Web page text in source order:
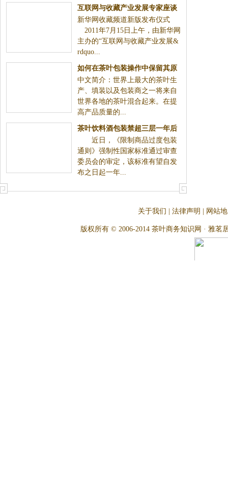
互联网与收藏产业发展专家座谈
会在京举行
新华网收藏频道新版发布仪式
2011年7月15日上午，由新华网
主办的“互联网与收藏产业发展&
rdquo...
如何在茶叶包装操作中保留其原
味——现场总线应用
中文简介：世界上最大的茶叶生
产、填装以及包装商之一将来自
世界各地的茶叶混合起来。在提
高产品质量的...
茶叶饮料酒包装禁超三层一年后
实施
近日，《限制商品过度包装
通则》强制性国家标准通过审查
委员会的审定，该标准有望自发
布之日起一年...
关于我们 法律声明 网站
版权所有 © 2006-2014 茶叶商务知识网 · 雅茗